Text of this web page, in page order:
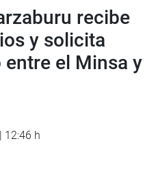
recibe
y solicita
el Minsa y
12:46 h